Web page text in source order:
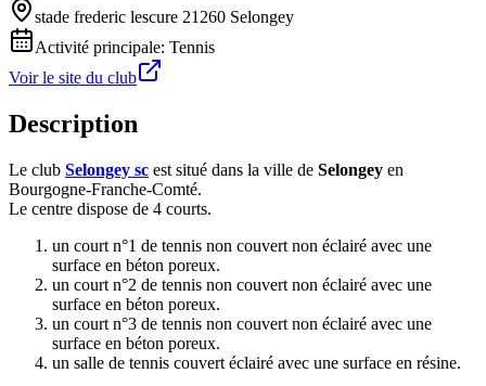
stade frederic lescure 21260 Selongey
Activité principale: Tennis
Voir le site du club
Description
Le club Selongey sc est situé dans la ville de Selongey en
Bourgogne-Franche-Comté.
Le centre dispose de 4 courts.
un court n°1 de tennis non couvert non éclairé avec une
surface en béton poreux.
un court n°2 de tennis non couvert non éclairé avec une
surface en béton poreux.
un court n°3 de tennis non couvert non éclairé avec une
surface en béton poreux.
un salle de tennis couvert éclairé avec une surface en résine.